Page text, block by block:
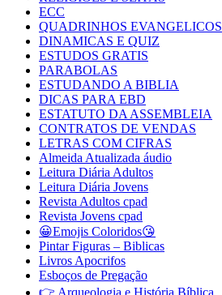
ECC
QUADRINHOS EVANGELICOS
DINAMICAS E QUIZ
ESTUDOS GRATIS
PARABOLAS
ESTUDANDO A BIBLIA
DICAS PARA EBD
ESTATUTO DA ASSEMBLEIA
CONTRATOS DE VENDAS
LETRAS COM CIFRAS
Almeida Atualizada áudio
Leitura Diária Adultos
Leitura Diária Jovens
Revista Adultos cpad
Revista Jovens cpad
😀Emojis Coloridos😘
Pintar Figuras – Biblicas
Livros Apocrifos
Esboços de Pregação
👉 Arqueologia e História Bíblica